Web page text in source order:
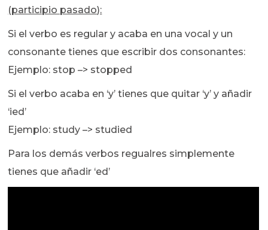
(participio pasado):
Si el verbo es regular y acaba en una vocal y un
consonante tienes que escribir dos consonantes:
Ejemplo: stop –> stopped
Si el verbo acaba en ‘y’ tienes que quitar ‘y’ y añadir
‘ied’
Ejemplo: study –> studied
Para los demás verbos regualres simplemente
tienes que añadir ‘ed’